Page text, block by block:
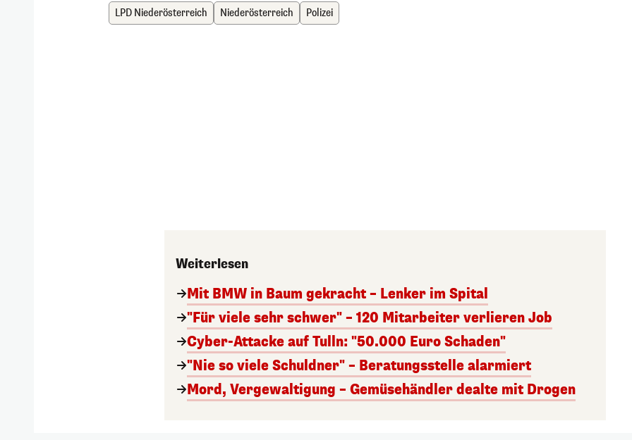
LPD Niederösterreich Niederösterreich Polizei
Weiterlesen
Mit BMW in Baum gekracht – Lenker im Spital
"Für viele sehr schwer" – 120 Mitarbeiter verlieren Job
Cyber-Attacke auf Tulln: "50.000 Euro Schaden"
"Nie so viele Schuldner" – Beratungsstelle alarmiert
Mord, Vergewaltigung – Gemüsehändler dealte mit Drogen